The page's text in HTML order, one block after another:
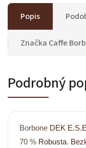
Popis
Značka Caffe
Podrobný
Borbone DEK
70 % Robusta.